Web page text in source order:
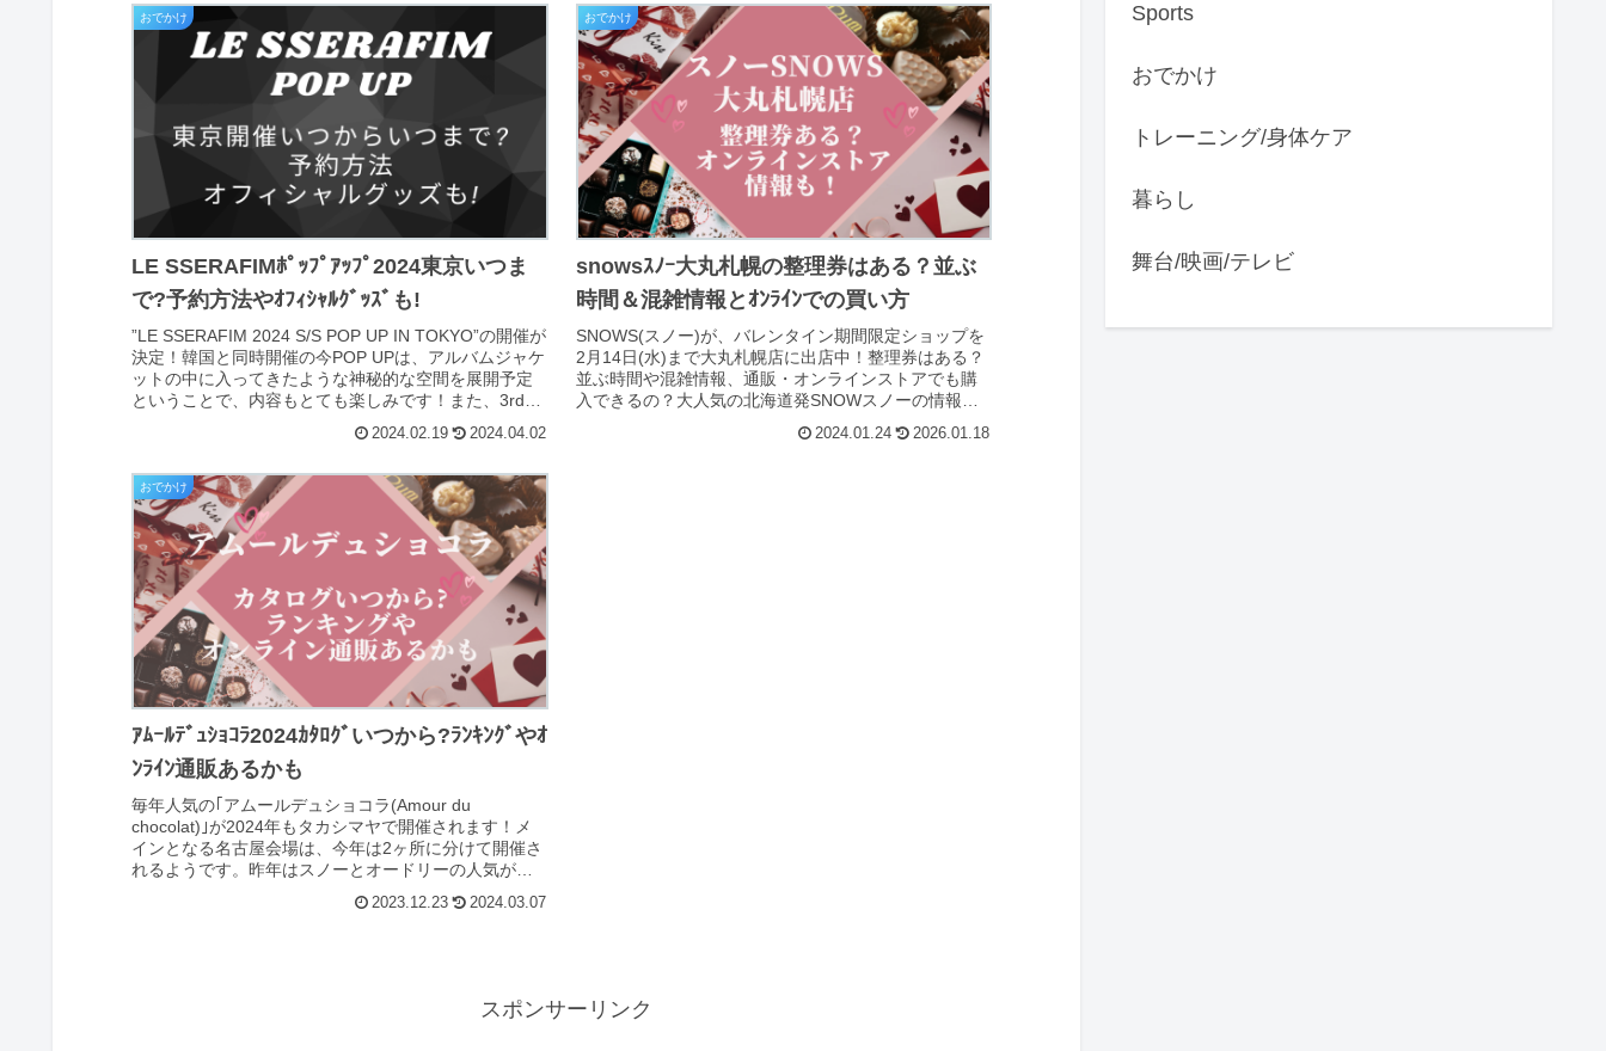
おでかけ
LE SSERAFIMﾎﾟｯﾌﾟｱｯﾌﾟ2024東京いつま
で?予約方法やｵﾌｨｼｬﾙｸﾞｯｽﾞも!
”LE SSERAFIM 2024 S/S POP UP IN TOKYO”の開催が
決定！韓国と同時開催の今POP UPは、アルバムジャケ
ットの中に入ってきたような神秘的な空間を展開予定
ということで、内容もとても楽しみです！また、3rd
2024.02.19 2024.04.02
おでかけ
snowsｽﾉｰ大丸札幌の整理券はある？並ぶ
時間＆混雑情報とｵﾝﾗｲﾝでの買い方
SNOWS(スノー)が、バレンタイン期間限定ショップを
2月14日(水)まで大丸札幌店に出店中！整理券はある？
並ぶ時間や混雑情報、通販・オンラインストアでも購
入できるの？大人気の北海道発SNOWスノーの情報を
2024.01.24 2026.01.18
おでかけ
ｱﾑｰﾙﾃﾞｭｼｮｺﾗ2024ｶﾀﾛｸﾞいつから?ﾗﾝｷﾝｸﾞやｵ
ﾝﾗｲﾝ通販あるかも
毎年人気の｢アムールデュショコラ(Amour du
chocolat)｣が2024年もタカシマヤで開催されます！メ
インとなる名古屋会場は、今年は2ヶ所に分けて開催さ
れるようです。昨年はスノーとオードリーの人気が凄
2023.12.23 2024.03.07
スポンサーリンク
Sports
おでかけ
トレーニング/身体ケア
暮らし
舞台/映画/テレビ